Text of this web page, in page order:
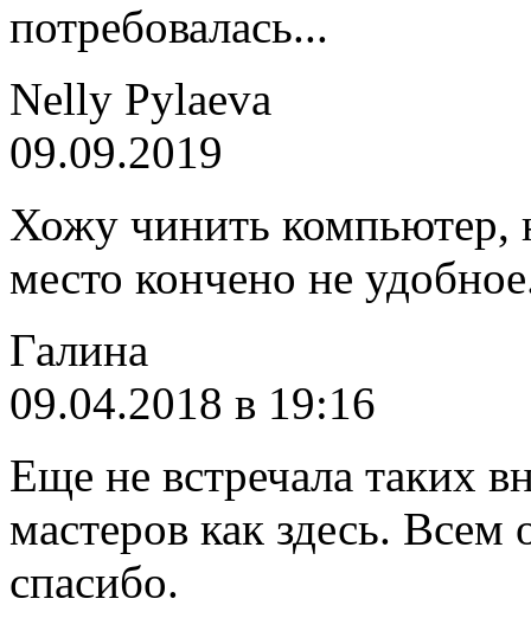
потребовалась...
Nelly Pylaeva
09.09.2019
Хожу чинить компьютер,
место кончено не
Галина
09.04.2018 в 19:16
Еще не встречала таких
мастеров как здесь.
спасибо.